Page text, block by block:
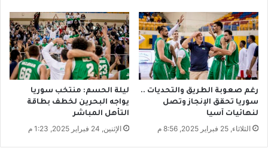
ا
2
0
2
5
ص
ا
ل
ح
ا
ب
ر
ا
ه
ي
رغم صعوبة الطريق والتحديات ..
سوريا تحقق الإنجاز وتصل
لنهائيات آسيا
الثلاثاء, 25 فبراير 2025, 8:56 م
ليلة الحسم: منتخب سوريا
يواجه البحرين لخطف بطاقة
التأهل المباشر
الإثنين, 24 فبراير 2025, 1:23 م